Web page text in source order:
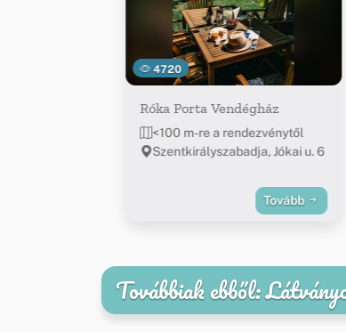
4720
Róka Porta Vendégház
<100 m-re a rendezvénytől
Szentkirályszabadja, Jókai u. 6
Tovább
Továbbiak ebből: